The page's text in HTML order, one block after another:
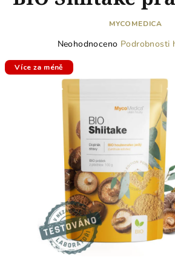
MYCOMEDICA
Průměrné
produktu
je
0,0
hvězdiček.
Neohodnoceno Podrobnosti
Více za méně